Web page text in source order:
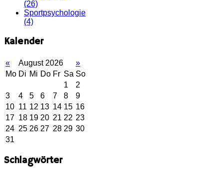
(26)
Sportpsychologie
(4)
Kalender
« August 2026
»
Mo Di Mi Do Fr Sa So
1
2
3
4 5 6 7 8
9
10 11 12 13 14 15 16
17 18 19 20 21 22 23
24 25 26 27 28 29 30
31
Schlagwörter